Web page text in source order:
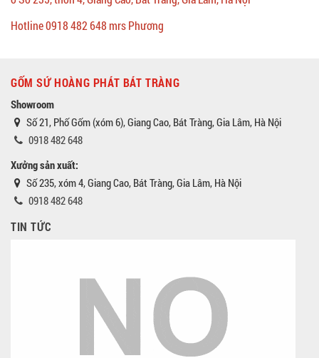
Hotline 0918 482 648 mrs Phương
GỐM SỨ HOÀNG PHÁT BÁT TRÀNG
Showroom
Số 21, Phố Gốm (xóm 6), Giang Cao, Bát Tràng, Gia Lâm, Hà Nội
0918 482 648
Xưởng sản xuất:
Số 235, xóm 4, Giang Cao, Bát Tràng, Gia Lâm, Hà Nội
0918 482 648
TIN TỨC